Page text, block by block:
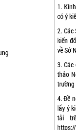
1.
có ý
2. Các
kiến
về Sở
3.
thảo
4. Đề
lấy ý
tải